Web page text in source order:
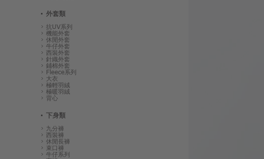
外套類
抗UV系列
機能外套
休閒外套
牛仔外套
西裝外套
針織外套
鋪棉外套
Fleece系列
大衣
極輕羽絨
極暖羽絨
背心
下身類
九分褲
西裝褲
休閒長褲
束口褲
牛仔系列